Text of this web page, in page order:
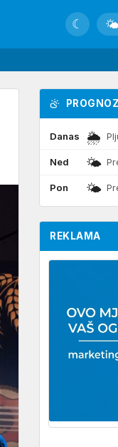
☾
Danas 🌦
Ned 🌤
Pon 🌤
REKLAMA